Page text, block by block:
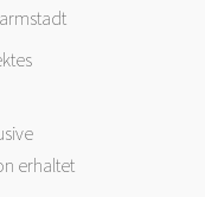
erhaltet